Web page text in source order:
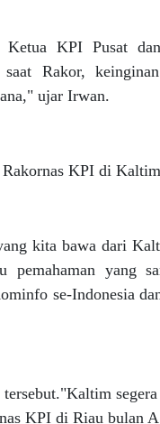
Ketua KPI Pusat
saat Rakor,
ujar Irwan.
KPI di
kita bawa dari
pemahaman yang
se-Indonesia
KPI di Riau bulan